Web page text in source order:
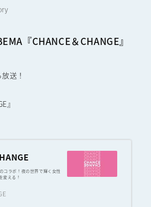
『CHANCE＆CHANGE』
送！
』
コラボ！夜の世界で輝く女性
変える！